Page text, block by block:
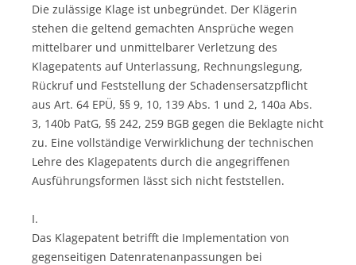
Die zulässige Klage ist unbegründet. Der Klägerin
stehen die geltend gemachten Ansprüche wegen
mittelbarer und unmittelbarer Verletzung des
Klagepatents auf Unterlassung, Rechnungslegung,
Rückruf und Feststellung der Schadensersatzpflicht
aus Art. 64 EPÜ, §§ 9, 10, 139 Abs. 1 und 2, 140a Abs.
3, 140b PatG, §§ 242, 259 BGB gegen die Beklagte nicht
zu. Eine vollständige Verwirklichung der technischen
Lehre des Klagepatents durch die angegriffenen
Ausführungsformen lässt sich nicht feststellen.
I.
Das Klagepatent betrifft die Implementation von
gegenseitigen Datenratenanpassungen bei